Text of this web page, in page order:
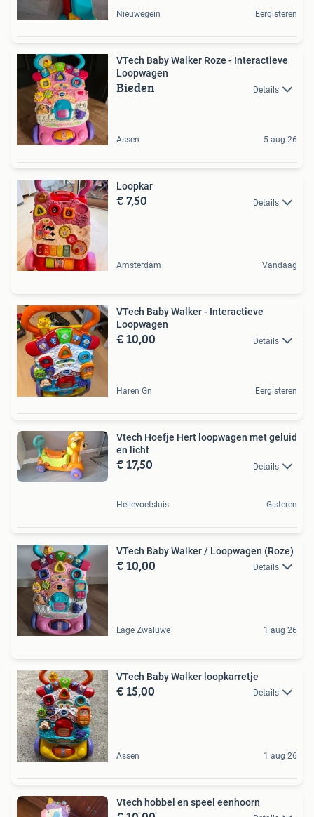
Nieuwegein Eergisteren
VTech Baby Walker Roze - Interactieve
Loopwagen
Bieden Details
Assen 5 aug 26
Loopkar
€ 7,50 Details
Amsterdam Vandaag
VTech Baby Walker - Interactieve
Loopwagen
€ 10,00 Details
Haren Gn Eergisteren
Vtech Hoefje Hert loopwagen met geluid
en licht
€ 17,50 Details
Hellevoetsluis Gisteren
VTech Baby Walker / Loopwagen (Roze)
€ 10,00 Details
Lage Zwaluwe 1 aug 26
VTech Baby Walker loopkarretje
€ 15,00 Details
Assen 1 aug 26
Vtech hobbel en speel eenhoorn